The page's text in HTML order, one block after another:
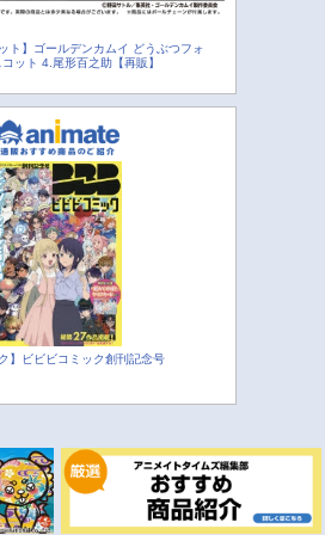
ト】ゴールデンカムイ どうぶつフォ
ット 4.尾形百之助【再販】
ク】ビビビコミック創刊記念号